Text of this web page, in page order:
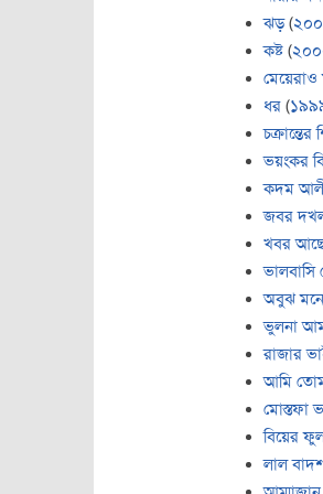
ঝড়(
কষ্ট (
মেয়েরাও
ধর (
চক্রান্তের
ভয়ংকর
কদম আলী
জবর
খবর
অবুঝ
ভুলনা
রাজার
আমি
মোস্তফা
বিয়ের
লাল